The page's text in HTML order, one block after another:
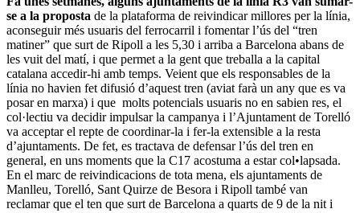
se a la proposta de la plataforma de reivindicar millores per la línia,
aconseguir més usuaris del ferrocarril i fomentar l’ús del “tren
matiner” que surt de Ripoll a les 5,30 i arriba a Barcelona abans de
les vuit del matí, i que permet a la gent que treballa a la capital
catalana accedir-hi amb temps. Veient que els responsables de la
línia no havien fet difusió d’aquest tren (aviat farà un any que es va
posar en marxa) i que molts potencials usuaris no en sabien res, el
col·lectiu va decidir impulsar la campanya i l’Ajuntament de Torelló
va acceptar el repte de coordinar-la i fer-la extensible a la resta
d’ajuntaments. De fet, es tractava de defensar l’ús del tren en
general, en uns moments que la C17 acostuma a estar col•lapsada.
En el marc de reivindicacions de tota mena, els ajuntaments de
Manlleu, Torelló, Sant Quirze de Besora i Ripoll també van
reclamar que el ten que surt de Barcelona a quarts de 9 de la nit i